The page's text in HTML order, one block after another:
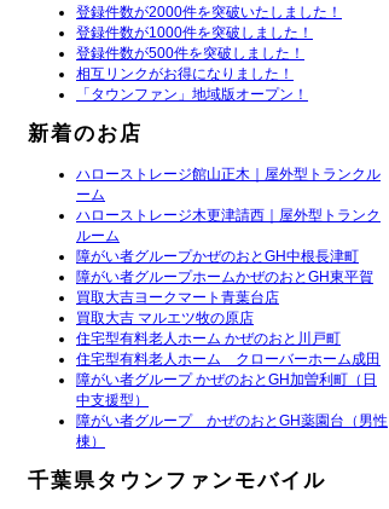
登録件数が2000件を突破いたしました！
登録件数が1000件を突破しました！
登録件数が500件を突破しました！
相互リンクがお得になりました！
「タウンファン」地域版オープン！
新着のお店
ハローストレージ館山正木｜屋外型トランクル
ーム
ハローストレージ木更津請西｜屋外型トランク
ルーム
障がい者グループかぜのおとGH中根長津町
障がい者グループホームかぜのおとGH東平賀
買取大吉ヨークマート青葉台店
買取大吉 マルエツ牧の原店
住宅型有料老人ホーム かぜのおと川戸町
住宅型有料老人ホーム クローバーホーム成田
障がい者グループ かぜのおとGH加曽利町（日
中支援型）
障がい者グループ かぜのおとGH薬園台（男性
棟）
千葉県タウンファンモバイル